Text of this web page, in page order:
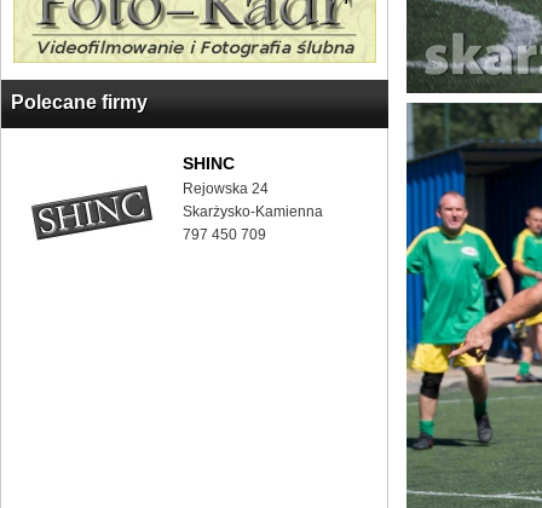
Polecane firmy
SHINC
Rejowska 24
Skarżysko-Kamienna
797 450 709